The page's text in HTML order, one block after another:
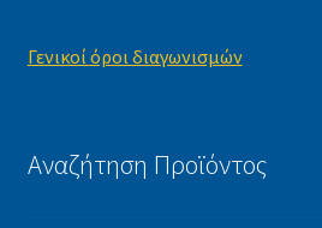
Γενικοί όροι διαγωνισμών
Αναζήτηση Προϊόντος